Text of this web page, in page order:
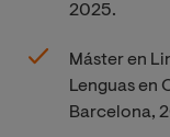
2025.
Máster en
Lenguas en
Barcelona,